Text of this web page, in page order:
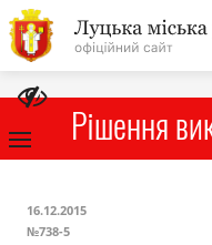
На
головну
Рішення
16.12.2015
№738-5